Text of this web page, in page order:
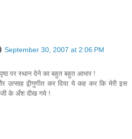
September 30, 2007 at 2:06 PM
पर स्थान देने का बहुत बहुत आभार !
द्वीगुणीत कर दिया ये कह कर कि मेरी इस
जी के अँश दीख गये !